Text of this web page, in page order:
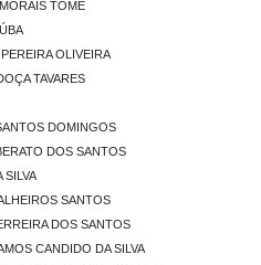
TOMÉ
OLIVEIRA
TAVARES
DOMINGOS
DOS SANTOS
SILVA
SANTOS
DOS SANTOS
CANDIDO DA SILVA